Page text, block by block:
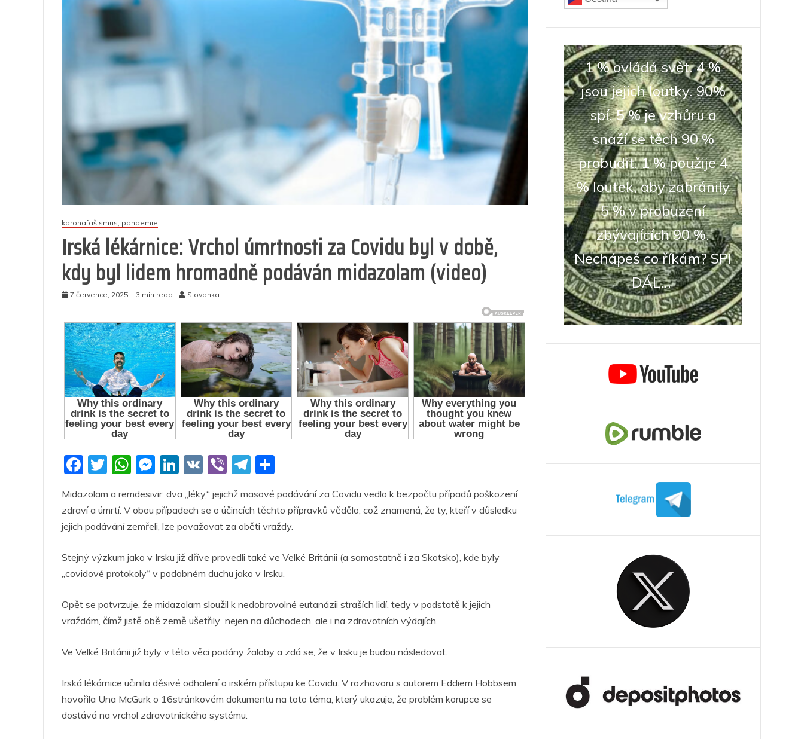
koronafašismus, pandemie
Irská lékárnice: Vrchol úmrtnosti za Covidu byl v době,
kdy byl lidem hromadně podáván midazolam (video)
7 července, 2025 3 min read Slovanka
F
c
e
o
o
k
T
itt
er
W
at
s
p
p
M
ss
e
g
er
Li
k
e
n
V
Vi
b
er
T
e
gr
m
ar
e
Midazolam a remdesivir: dva „léky,“ jejichž masové podávání za Covidu vedlo k bezpočtu případů poškození
zdraví a úmrtí. V obou případech se o účincích těchto přípravků vědělo, což znamená, že ty, kteří v důsledku
jejich podávání zemřeli, lze považovat za oběti vraždy.
Stejný výzkum jako v Irsku již dříve provedli také ve Velké Británii (a samostatně i za Skotsko), kde byly
„covidové protokoly“ v podobném duchu jako v Irsku.
Opět se potvrzuje, že midazolam sloužil k nedobrovolné eutanázii straších lidí, tedy v podstatě k jejich
vraždám, čímž jistě obě země ušetřily nejen na důchodech, ale i na zdravotních výdajích.
Ve Velké Británii již byly v této věci podány žaloby a zdá se, že v Irsku je budou následovat.
Irská lékárnice učinila děsivé odhalení o irském přístupu ke Covidu. V rozhovoru s autorem Eddiem Hobbsem
hovořila Una McGurk o 16stránkovém dokumentu na toto téma, který ukazuje, že problém korupce se
dostává na vrchol zdravotnického systému.
1 % ovládá svět. 4 %
jsou jejich loutky. 90%
spí. 5 % je vzhůru a
snaží se těch 90 %
probudit. 1 % použije 4
% loutek, aby zabránily
5 % v probuzení
zbývajících 90 %.
Nechápeš co říkám? SPI
DÁL...